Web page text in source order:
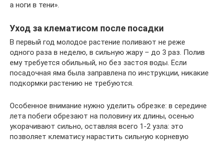
а ноги в тени».
Уход за клематисом после посадки
В первый год молодое растение поливают не реже
одного раза в неделю, в сильную жару – до 3 раз. Полив
ему требуется обильный, но без застоя воды. Если
посадочная яма была заправлена по инструкции, никакие
подкормки растению не требуются.
Особенное внимание нужно уделить обрезке: в середине
лета побеги обрезают на половину их длины, осенью
укорачивают сильно, оставляя всего 1-2 узла: это
позволяет клематису нарастить сильную корневую